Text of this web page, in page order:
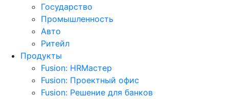
Государство
Промышленность
Авто
Ритейл
Продукты
Fusion: HRМастер
Fusion: Проектный офис
Fusion: Решение для банков